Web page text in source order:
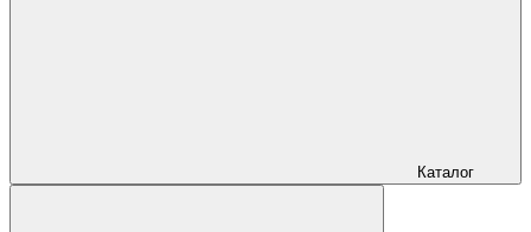
Каталог